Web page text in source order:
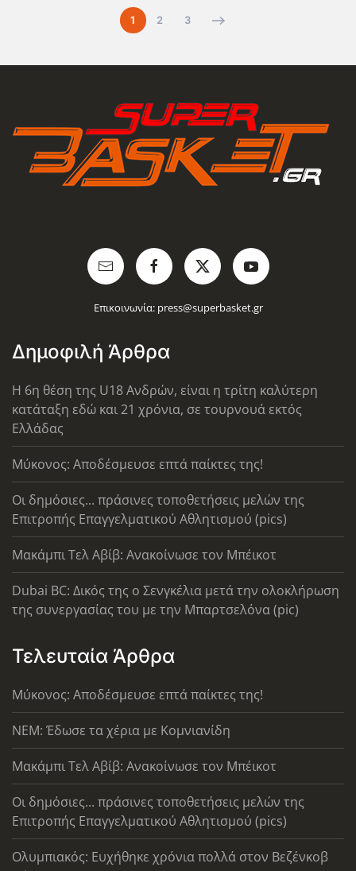
1 2 3
Επικοινωνία: press@superbasket.gr
Δημοφιλή Άρθρα
Η 6η θέση της U18 Ανδρών, είναι η τρίτη καλύτερη
κατάταξη εδώ και 21 χρόνια, σε τουρνουά εκτός
Ελλάδας
Μύκονος: Αποδέσμευσε επτά παίκτες της!
Οι δημόσιες... πράσινες τοποθετήσεις μελών της
Επιτροπής Επαγγελματικού Αθλητισμού (pics)
Μακάμπι Τελ Αβίβ: Ανακοίνωσε τον Μπέικοτ
Dubai BC: Δικός της ο Σενγκέλια μετά την ολοκλήρωση
της συνεργασίας του με την Μπαρτσελόνα (pic)
Τελευταία Άρθρα
Μύκονος: Αποδέσμευσε επτά παίκτες της!
ΝΕΜ: Έδωσε τα χέρια με Κομνιανίδη
Μακάμπι Τελ Αβίβ: Ανακοίνωσε τον Μπέικοτ
Οι δημόσιες... πράσινες τοποθετήσεις μελών της
Επιτροπής Επαγγελματικού Αθλητισμού (pics)
Ολυμπιακός: Ευχήθηκε χρόνια πολλά στον Βεζένκοβ